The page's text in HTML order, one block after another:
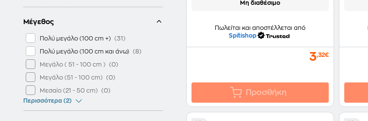
Μέγεθος
Πολύ μεγάλο (100 cm +)
Πολύ μεγάλο (100 cm και άνω)
Μεγάλο ( 51 - 100 cm )
Μεγάλο (51 - 100 cm)
Μεσαίο (21 - 50 cm)
Περισσότερα (2)
Μη διαθέσιμο
Πωλείται και αποστέλλεται από
Spitishop
3,32€
Προσθήκη